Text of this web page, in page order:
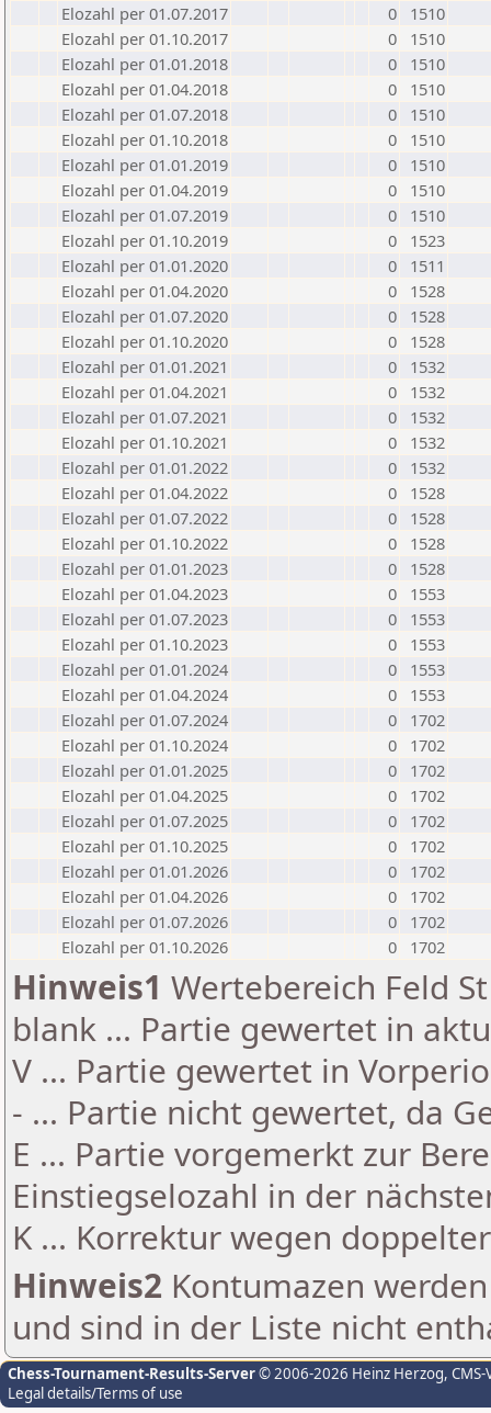
Elozahl per 01.07.2017
0
1510
Elozahl per 01.10.2017
0
1510
Elozahl per 01.01.2018
0
1510
Elozahl per 01.04.2018
0
1510
Elozahl per 01.07.2018
0
1510
Elozahl per 01.10.2018
0
1510
Elozahl per 01.01.2019
0
1510
Elozahl per 01.04.2019
0
1510
Elozahl per 01.07.2019
0
1510
Elozahl per 01.10.2019
0
1523
Elozahl per 01.01.2020
0
1511
Elozahl per 01.04.2020
0
1528
Elozahl per 01.07.2020
0
1528
Elozahl per 01.10.2020
0
1528
Elozahl per 01.01.2021
0
1532
Elozahl per 01.04.2021
0
1532
Elozahl per 01.07.2021
0
1532
Elozahl per 01.10.2021
0
1532
Elozahl per 01.01.2022
0
1532
Elozahl per 01.04.2022
0
1528
Elozahl per 01.07.2022
0
1528
Elozahl per 01.10.2022
0
1528
Elozahl per 01.01.2023
0
1528
Elozahl per 01.04.2023
0
1553
Elozahl per 01.07.2023
0
1553
Elozahl per 01.10.2023
0
1553
Elozahl per 01.01.2024
0
1553
Elozahl per 01.04.2024
0
1553
Elozahl per 01.07.2024
0
1702
Elozahl per 01.10.2024
0
1702
Elozahl per 01.01.2025
0
1702
Elozahl per 01.04.2025
0
1702
Elozahl per 01.07.2025
0
1702
Elozahl per 01.10.2025
0
1702
Elozahl per 01.01.2026
0
1702
Elozahl per 01.04.2026
0
1702
Elozahl per 01.07.2026
0
1702
Elozahl per 01.10.2026
0 1702
Hinweis1 Wertebereich Feld
blank ... Partie gewertet in
V ... Partie gewertet in
- ... Partie nicht gewertet, da
E ... Partie vorgemerkt zur
Einstiegselozahl in der
K ... Korrektur wegen
Hinweis2 Kontumazen
und sind in der Liste nicht
Chess-Tournament-Results-Server© 2006-2026 Heinz Herzog,
Legal details/Terms of use